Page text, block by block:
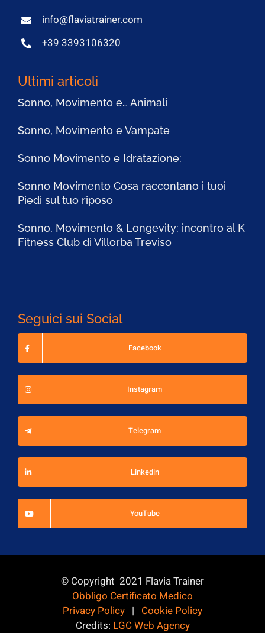
info@flaviatrainer.com
+39 3393106320
Ultimi articoli
Sonno, Movimento e… Animali
Sonno, Movimento e Vampate
Sonno Movimento e Idratazione:
Sonno Movimento Cosa raccontano i tuoi
Piedi sul tuo riposo
Sonno, Movimento & Longevity: incontro al K
Fitness Club di Villorba Treviso
Seguici sui Social
Facebook
Instagram
Telegram
Linkedin
YouTube
© Copyright 2021 Flavia Trainer
Obbligo Certificato Medico
Privacy Policy | Cookie Policy
Credits: LGC Web Agency